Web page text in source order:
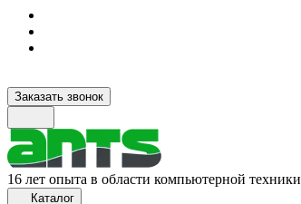
Заказать звонок
16 лет опыта в области компьютерной техники
Каталог